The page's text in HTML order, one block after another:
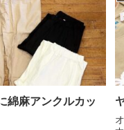
綿麻アンクルカッ